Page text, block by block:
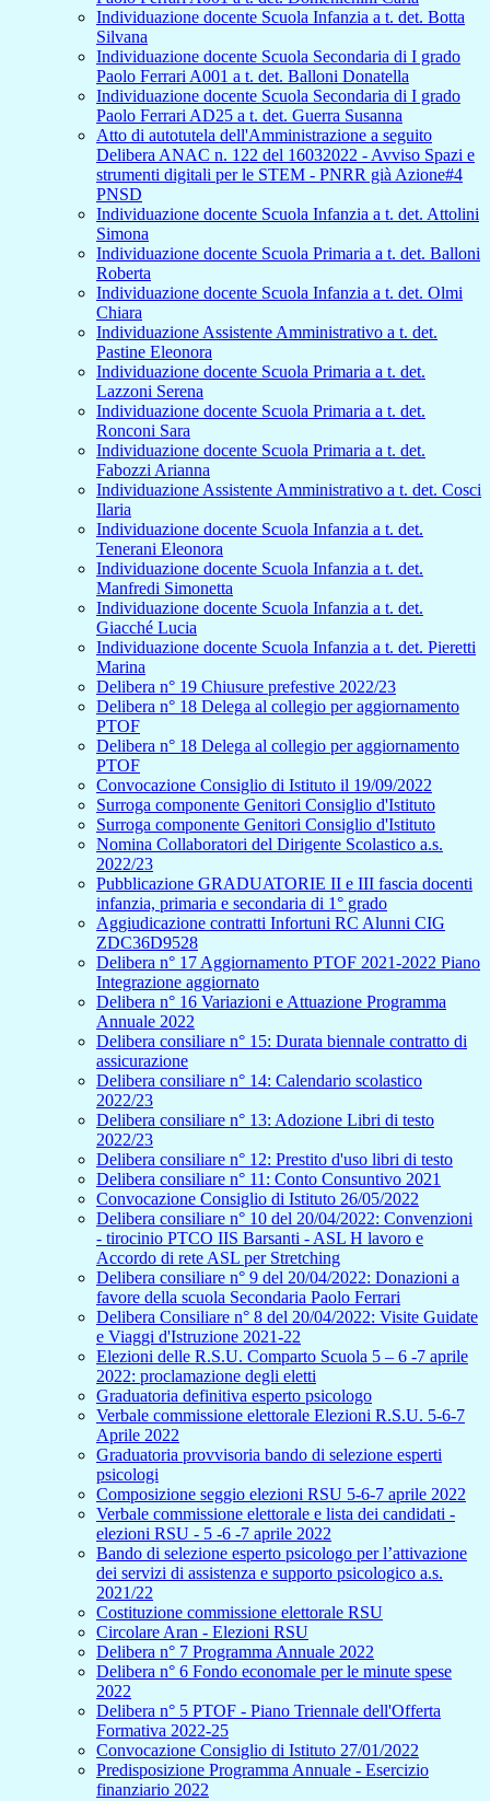
Individuazione docente Scuola Infanzia a t. det. Botta
Silvana
Individuazione docente Scuola Secondaria di I grado
Paolo Ferrari A001 a t. det. Balloni Donatella
Individuazione docente Scuola Secondaria di I grado
Paolo Ferrari AD25 a t. det. Guerra Susanna
Atto di autotutela dell'Amministrazione a seguito
Delibera ANAC n. 122 del 16032022 - Avviso Spazi e
strumenti digitali per le STEM - PNRR già Azione#4
PNSD
Individuazione docente Scuola Infanzia a t. det. Attolini
Simona
Individuazione docente Scuola Primaria a t. det. Balloni
Roberta
Individuazione docente Scuola Infanzia a t. det. Olmi
Chiara
Individuazione Assistente Amministrativo a t. det.
Pastine Eleonora
Individuazione docente Scuola Primaria a t. det.
Lazzoni Serena
Individuazione docente Scuola Primaria a t. det.
Ronconi Sara
Individuazione docente Scuola Primaria a t. det.
Fabozzi Arianna
Individuazione Assistente Amministrativo a t. det. Cosci
Ilaria
Individuazione docente Scuola Infanzia a t. det.
Tenerani Eleonora
Individuazione docente Scuola Infanzia a t. det.
Manfredi Simonetta
Individuazione docente Scuola Infanzia a t. det.
Giacché Lucia
Individuazione docente Scuola Infanzia a t. det. Pieretti
Marina
Delibera n° 19 Chiusure prefestive 2022/23
Delibera n° 18 Delega al collegio per aggiornamento
PTOF
Delibera n° 18 Delega al collegio per aggiornamento
PTOF
Convocazione Consiglio di Istituto il 19/09/2022
Surroga componente Genitori Consiglio d'Istituto
Surroga componente Genitori Consiglio d'Istituto
Nomina Collaboratori del Dirigente Scolastico a.s.
2022/23
Pubblicazione GRADUATORIE II e III fascia docenti
infanzia, primaria e secondaria di 1° grado
Aggiudicazione contratti Infortuni RC Alunni CIG
ZDC36D9528
Delibera n° 17 Aggiornamento PTOF 2021-2022 Piano
Integrazione aggiornato
Delibera n° 16 Variazioni e Attuazione Programma
Annuale 2022
Delibera consiliare n° 15: Durata biennale contratto di
assicurazione
Delibera consiliare n° 14: Calendario scolastico
2022/23
Delibera consiliare n° 13: Adozione Libri di testo
2022/23
Delibera consiliare n° 12: Prestito d'uso libri di testo
Delibera consiliare n° 11: Conto Consuntivo 2021
Convocazione Consiglio di Istituto 26/05/2022
Delibera consiliare n° 10 del 20/04/2022: Convenzioni
- tirocinio PTCO IIS Barsanti - ASL H lavoro e
Accordo di rete ASL per Stretching
Delibera consiliare n° 9 del 20/04/2022: Donazioni a
favore della scuola Secondaria Paolo Ferrari
Delibera Consiliare n° 8 del 20/04/2022: Visite Guidate
e Viaggi d'Istruzione 2021-22
Elezioni delle R.S.U. Comparto Scuola 5 – 6 -7 aprile
2022: proclamazione degli eletti
Graduatoria definitiva esperto psicologo
Verbale commissione elettorale Elezioni R.S.U. 5-6-7
Aprile 2022
Graduatoria provvisoria bando di selezione esperti
psicologi
Composizione seggio elezioni RSU 5-6-7 aprile 2022
Verbale commissione elettorale e lista dei candidati -
elezioni RSU - 5 -6 -7 aprile 2022
Bando di selezione esperto psicologo per l’attivazione
dei servizi di assistenza e supporto psicologico a.s.
2021/22
Costituzione commissione elettorale RSU
Circolare Aran - Elezioni RSU
Delibera n° 7 Programma Annuale 2022
Delibera n° 6 Fondo economale per le minute spese
2022
Delibera n° 5 PTOF - Piano Triennale dell'Offerta
Formativa 2022-25
Convocazione Consiglio di Istituto 27/01/2022
Predisposizione Programma Annuale - Esercizio
finanziario 2022